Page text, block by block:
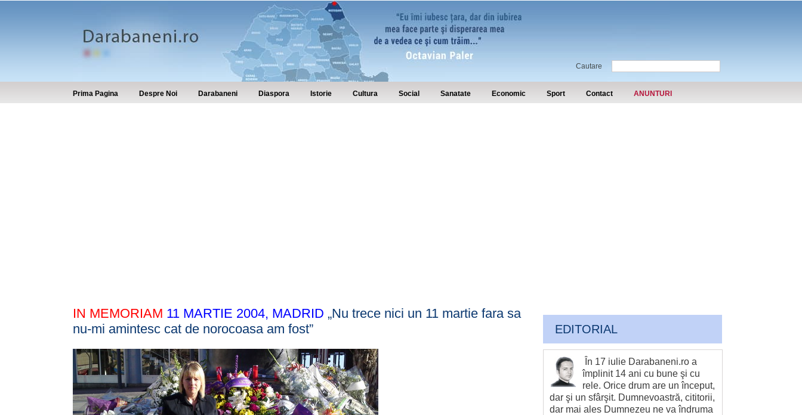
Cautare
Prima Pagina Despre Noi Darabaneni Diaspora Istorie Cultura Social Sanatate Economic Sport Contact ANUNTURI
IN MEMORIAM 11 MARTIE 2004, MADRID „Nu trece nici un 11 martie fara sa
nu-mi amintesc cat de norocoasa am fost”
EDITORIAL
În 17 iulie Darabaneni.ro a
împlinit 14 ani cu bune şi cu
rele. Orice drum are un început,
dar şi un sfârşit. Dumnevoastră, cititorii,
dar mai ales Dumnezeu ne va îndruma